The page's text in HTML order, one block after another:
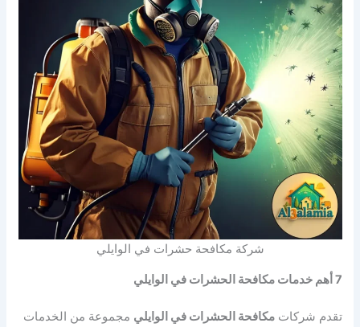
شركة مكافحة حشرات في الوايلي
7 أهم خدمات مكافحة الحشرات في الوايلي
تقدم شركاتمكافحة الحشرات في الوايلي مجموعة من الخدمات